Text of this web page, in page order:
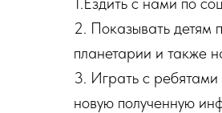
2. Показывать детям
планетарии и также
3. Играть с ребятами
новую полученную